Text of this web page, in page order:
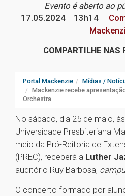
Evento é aberto ao
17.05.2024
13h14
COMPARTILHE NAS
Portal Mackenzie Mídias /
Mackenzie recebe
Orchestra
No sábado, dia 25 de maio,
Universidade Presbiteriana
meio da Pró-Reitoria de
(PREC), receberá a Luther
auditório Ruy Barbosa,
O concerto formado por